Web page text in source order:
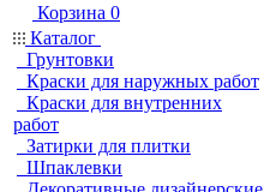
Корзина 0
Каталог
Грунтовки
Краски для наружных работ
Краски для внутренних
работ
Затирки для плитки
Шпаклевки